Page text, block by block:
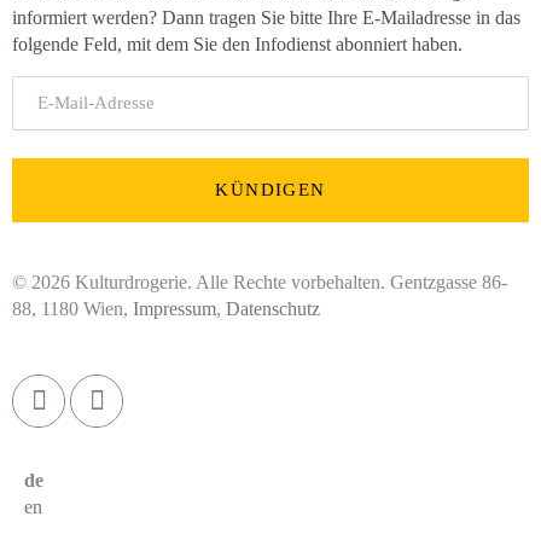
informiert werden? Dann tragen Sie bitte Ihre E-Mailadresse in das
folgende Feld, mit dem Sie den Infodienst abonniert haben.
E-
Mail-
Adresse
KÜNDIGEN
© 2026 Kulturdrogerie. Alle Rechte vorbehalten. Gentzgasse 86-
88, 1180 Wien, Impressum, Datenschutz
de
en